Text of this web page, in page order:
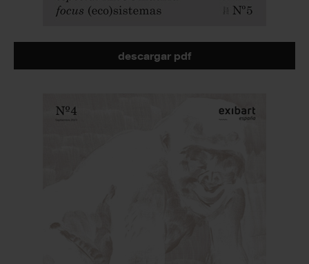
descargar pdf